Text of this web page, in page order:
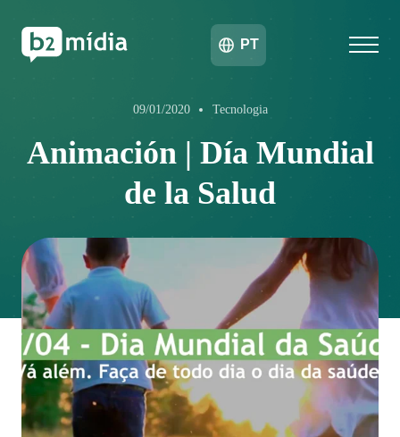
PT
09/01/2020 Tecnologia
Animación | Día Mundial
de la Salud